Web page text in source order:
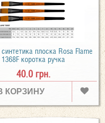
плоска Rosa Flame
1368F коротка ручка
40.0 грн.
КОРЗИНУ